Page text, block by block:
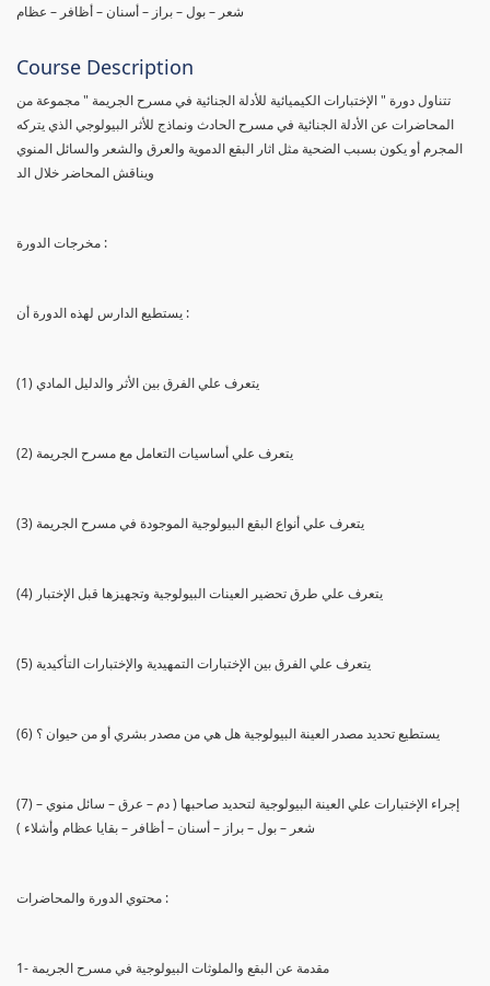
شعر – بول – براز – أسنان – أظافر – عظام
Course Description
تتناول دورة " الإختبارات الكيميائية للأدلة الجنائية في مسرح الجريمة " مجموعة من
المحاضرات عن الأدلة الجنائية في مسرح الحادث ونماذج للأثر البيولوجي الذي يتركه
المجرم أو يكون بسبب الضحية مثل اثار البقع الدموية والعرق والشعر والسائل المنوي
ويناقش المحاضر خلال الد
مخرجات الدورة :
يستطيع الدارس لهذه الدورة أن :
(1) يتعرف علي الفرق بين الأثر والدليل المادي
(2) يتعرف علي أساسيات التعامل مع مسرح الجريمة
(3) يتعرف علي أنواع البقع البيولوجية الموجودة في مسرح الجريمة
(4) يتعرف علي طرق تحضير العينات البيولوجية وتجهيزها قبل الإختبار
(5) يتعرف علي الفرق بين الإختبارات التمهيدية والإختبارات التأكيدية
(6) يستطيع تحديد مصدر العينة البيولوجية هل هي من مصدر بشري أو من حيوان ؟
(7) إجراء الإختبارات علي العينة البيولوجية لتحديد صاحبها ( دم – عرق – سائل منوي –
شعر – بول – براز – أسنان – أظافر – بقايا عظام وأشلاء )
محتوي الدورة والمحاضرات :
1- مقدمة عن البقع والملوثات البيولوجية في مسرح الجريمة